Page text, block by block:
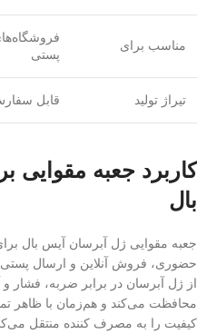
مناسب برای
پستی
تیراژ تولید قابل
کاربرد جعبه مقوایی
بال
جعبه مقوایی ژل آبرسان آیس بال
حضوری، فروش آنلاین و ارسال
از ژل آبرسان در برابر ضربه، فشار
محافظت می‌کند و هم‌زمان با ظاهر
کیفیت را به مصرف‌ کننده منتقل